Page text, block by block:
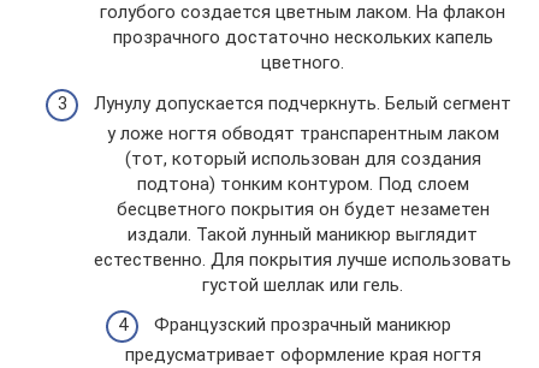
голубого создается цветным лаком. На флакон
прозрачного достаточно нескольких капель
цветного.
Лунулу допускается подчеркнуть. Белый сегмент
у ложе ногтя обводят транспарентным лаком
(тот, который использован для создания
подтона) тонким контуром. Под слоем
бесцветного покрытия он будет незаметен
издали. Такой лунный маникюр выглядит
естественно. Для покрытия лучше использовать
густой шеллак или гель.
Французский прозрачный маникюр
предусматривает оформление края ногтя